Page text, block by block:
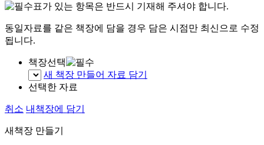
표가 있는 항목은 반드시 기재해 주셔야 합니다.
동일자료를 같은 책장에 담을 경우 담은 시점만 최신으로 수정
됩니다.
책장선택
새 책장 만들어 자료 담기
선택한 자료
취소 내책장에 담기
새책장 만들기